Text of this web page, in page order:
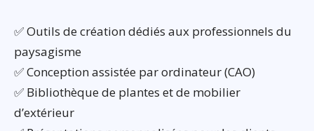
✅ Outils de création dédiés aux professionnels du
paysagisme
✅ Conception assistée par ordinateur (CAO)
✅ Bibliothèque de plantes et de mobilier
d’extérieur